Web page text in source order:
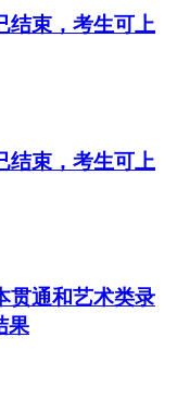
结束，考生可上
结束，考生可上
贯通和艺术类录
果